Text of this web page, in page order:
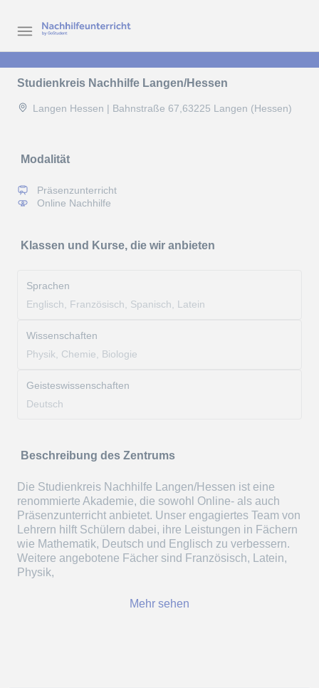
Studienkreis Nachhilfe Langen/Hessen
Langen Hessen | Bahnstraße 67,63225 Langen (Hessen)
Modalität
Präsenzunterricht
Online Nachhilfe
Klassen und Kurse, die wir anbieten
Sprachen
Englisch, Französisch, Spanisch, Latein
Wissenschaften
Physik, Chemie, Biologie
Geisteswissenschaften
Deutsch
Beschreibung des Zentrums
Die Studienkreis Nachhilfe Langen/Hessen ist eine
renommierte Akademie, die sowohl Online- als auch
Präsenzunterricht anbietet. Unser engagiertes Team von
Lehrern hilft Schülern dabei, ihre Leistungen in Fächern
wie Mathematik, Deutsch und Englisch zu verbessern.
Weitere angebotene Fächer sind Französisch, Latein,
Physik,
Mehr sehen